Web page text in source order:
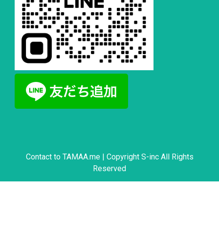
Contact to TAMAA.me| Copyright S-inc All Rights
Reserved